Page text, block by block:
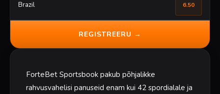
Brazil 6.50
REGISTREERU →
ForteBet Sportsbook pakub põhjalikke
rahvusvahelisi panuseid enam kui 42 spordialale ja